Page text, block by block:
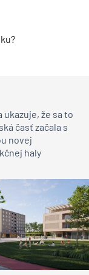
ukazuje, že sa to
časť začala s
novej
haly